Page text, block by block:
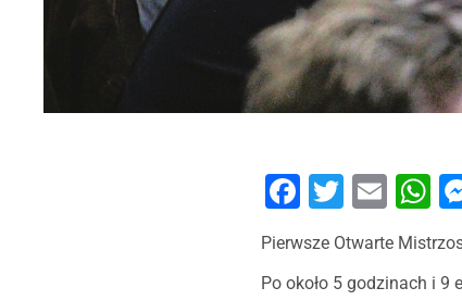
Facebook
Twitter
Pierwsze Otwarte
Po około 5 godzinach i 9